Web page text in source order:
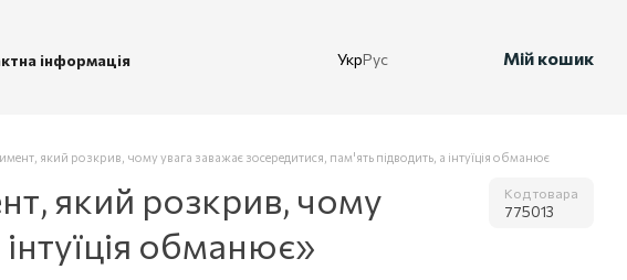
інформація
УкрРус Мій кошик
який розкрив, чому увага заважає зосередитися, пам'ять підводить, а інтуїція обманює
який розкрив, чому
обманює»
Код товара
775013